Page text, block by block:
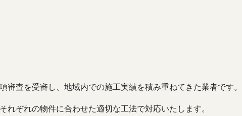
査を受審し、地域内での施工実績を積み重ねてきた業者です。
ぞれの物件に合わせた適切な工法で対応いたします。